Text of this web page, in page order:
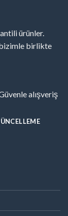
ürünler.
birlikte
alışveriş